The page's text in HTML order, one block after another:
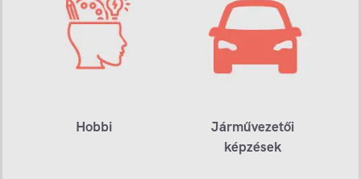
Hobbi
Járművezetői
képzések